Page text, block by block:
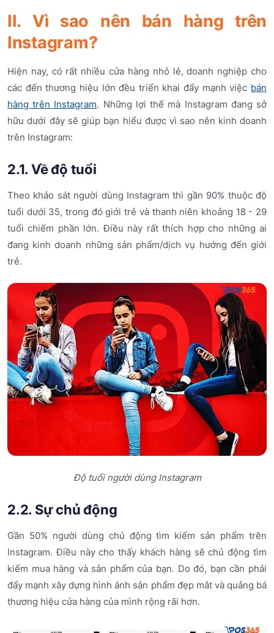
II. Vì sao nên bán hàng trên
Instagram?
Hiện nay, có rất nhiều cửa hàng nhỏ lẻ, doanh nghiệp cho
các đến thương hiệu lớn đều triển khai đẩy mạnh việc bán
hàng trên Instagram. Những lợi thế mà Instagram đang sở
hữu dưới đây sẽ giúp bạn hiểu được vì sao nên kinh doanh
trên Instagram:
2.1. Về độ tuổi
Theo khảo sát người dùng Instagram thì gần 90% thuộc độ
tuổi dưới 35, trong đó giới trẻ và thanh niên khoảng 18 - 29
tuổi chiếm phần lớn. Điều này rất thích hợp cho những ai
đang kinh doanh những sản phẩm/dịch vụ hướng đến giới
trẻ.
Độ tuổi người dùng Instagram
2.2. Sự chủ động
Gần 50% người dùng chủ động tìm kiếm sản phẩm trên
Instagram. Điều này cho thấy khách hàng sẽ chủ động tìm
kiếm mua hàng và sản phẩm của bạn. Do đó, bạn cần phải
đẩy mạnh xây dựng hình ảnh sản phẩm đẹp mắt và quảng bá
thương hiệu cửa hàng của mình rộng rãi hơn.